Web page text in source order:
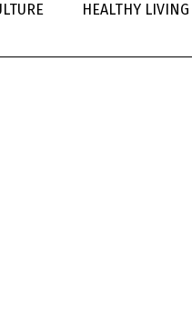
HEALTHY LIVING